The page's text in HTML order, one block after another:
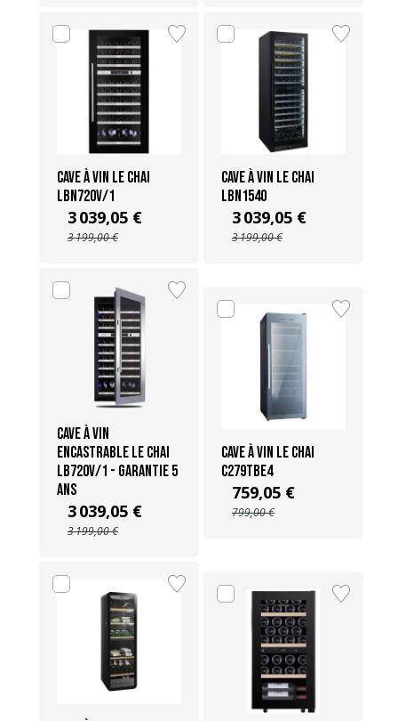
Cave à vin Le Chai
LBN720V/1
3 039,05 €
3 199,00 €
Cave à vin Le Chai
LBN1540
3 039,05 €
3 199,00 €
Cave à vin
Encastrable Le Chai
LB720V/1 - Garantie 5
ans
3 039,05 €
3 199,00 €
Cave à vin Le Chai
C279TBE4
759,05 €
799,00 €